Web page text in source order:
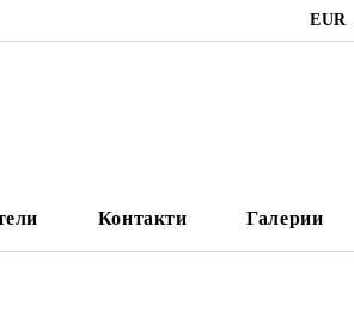
EUR
Контакти Галерии